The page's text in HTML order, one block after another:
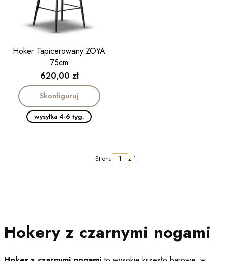
Hoker Tapicerowany ZOYA
75cm
Cena
620,00 zł
Skonfiguruj
wysyłka 4-6 tyg.
Strona z 1
Hokery z czarnymi nogami